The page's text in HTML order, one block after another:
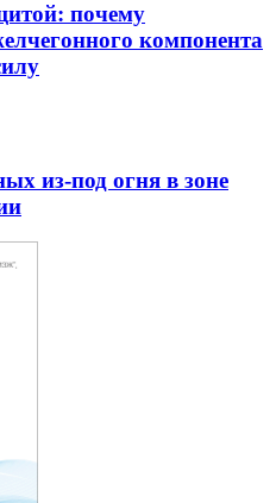
почему
компонента
из-под огня в зоне